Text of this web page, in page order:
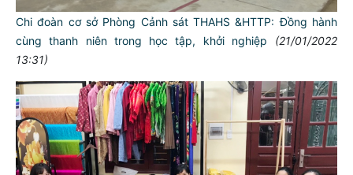
Chi đoàn cơ sở Phòng Cảnh sát THAHS &HTTP: Đồng hành
cùng thanh niên trong học tập, khởi nghiệp
(21/01/2022
13:31)